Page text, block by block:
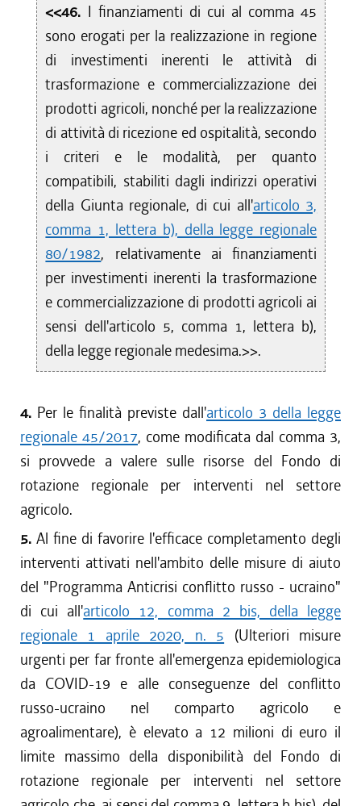
<<46. I finanziamenti di cui al comma 45
sono erogati per la realizzazione in regione
di investimenti inerenti le attività di
trasformazione e commercializzazione dei
prodotti agricoli, nonché per la realizzazione
di attività di ricezione ed ospitalità, secondo
i criteri e le modalità, per quanto
compatibili, stabiliti dagli indirizzi operativi
della Giunta regionale, di cui all'articolo 3,
comma 1, lettera b), della legge regionale
80/1982, relativamente ai finanziamenti
per investimenti inerenti la trasformazione
e commercializzazione di prodotti agricoli ai
sensi dell'articolo 5, comma 1, lettera b),
della legge regionale medesima.>>.
4. Per le finalità previste dall'articolo 3 della legge
regionale 45/2017, come modificata dal comma 3,
si provvede a valere sulle risorse del Fondo di
rotazione regionale per interventi nel settore
agricolo.
5. Al fine di favorire l'efficace completamento degli
interventi attivati nell'ambito delle misure di aiuto
del "Programma Anticrisi conflitto russo - ucraino"
di cui all'articolo 12, comma 2 bis, della legge
regionale 1 aprile 2020, n. 5 (Ulteriori misure
urgenti per far fronte all'emergenza epidemiologica
da COVID-19 e alle conseguenze del conflitto
russo-ucraino nel comparto agricolo e
agroalimentare), è elevato a 12 milioni di euro il
limite massimo della disponibilità del Fondo di
rotazione regionale per interventi nel settore